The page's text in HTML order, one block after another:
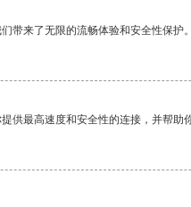
带来了无限的流畅体验和安全性保护
供最高速度和安全性的连接，并帮助